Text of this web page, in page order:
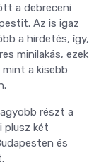
a debreceni
Az is igaz
a hirdetés, így,
minilakás, ezek
a kisebb
részt a
plusz két
és